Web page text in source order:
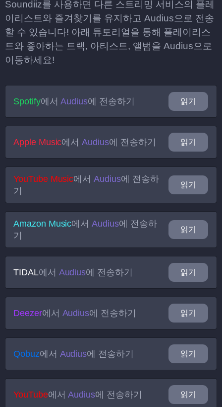
Soundiiz를 사용하면 다른 스트리밍 서비스의 플레
이리스트와 즐겨찾기를 유지하고 Audius으로 전송
할 수 있습니다! 아래 튜토리얼을 통해 플레이리스
트와 좋아하는 트랙, 아티스트, 앨범을 Audius으로
이동하세요!
Spotify에서Audius에 전송하기 읽기
Apple Music에서Audius에 전송하기 읽기
YouTube Music에서Audius에 전송하
기
읽기
Amazon Music에서Audius에 전송하
기
읽기
TIDAL에서 Audius에 전송하기 읽기
Deezer에서 Audius에 전송하기 읽기
Qobuz에서 Audius에 전송하기 읽기
YouTube에서Audius에 전송하기 읽기